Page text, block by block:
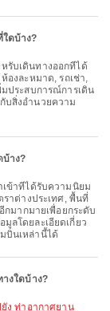
ดบ้าง?
รับเดินทางออกที่ได้
องละหมาด, รถเช่า,
ประสบการณ์การเดิน
บสิ่งอำนวยความ
าง?
ข้าที่ได้รับความนิยม
าต่างประเทศ, พื้นที่
กมากมายเพื่อยกระดับ
ลโดยละเอียดเกี่ยว
บินเหล่านี้ได้
งใดบ้าง?